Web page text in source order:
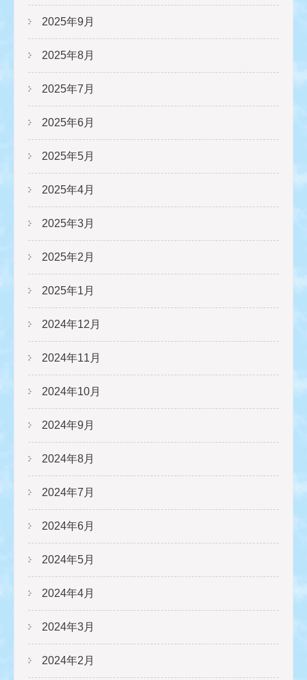
2025年9月
2025年8月
2025年7月
2025年6月
2025年5月
2025年4月
2025年3月
2025年2月
2025年1月
2024年12月
2024年11月
2024年10月
2024年9月
2024年8月
2024年7月
2024年6月
2024年5月
2024年4月
2024年3月
2024年2月